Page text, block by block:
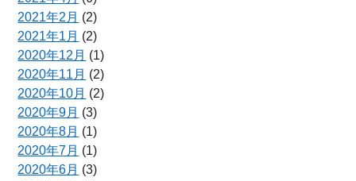
2021年2月 (2)
2021年1月 (2)
2020年12月 (1)
2020年11月 (2)
2020年10月 (2)
2020年9月 (3)
2020年8月 (1)
2020年7月 (1)
2020年6月 (3)